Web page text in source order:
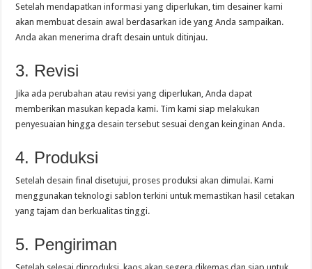
Setelah mendapatkan informasi yang diperlukan, tim desainer kami
akan membuat desain awal berdasarkan ide yang Anda sampaikan.
Anda akan menerima draft desain untuk ditinjau.
3. Revisi
Jika ada perubahan atau revisi yang diperlukan, Anda dapat
memberikan masukan kepada kami. Tim kami siap melakukan
penyesuaian hingga desain tersebut sesuai dengan keinginan Anda.
4. Produksi
Setelah desain final disetujui, proses produksi akan dimulai. Kami
menggunakan teknologi sablon terkini untuk memastikan hasil cetakan
yang tajam dan berkualitas tinggi.
5. Pengiriman